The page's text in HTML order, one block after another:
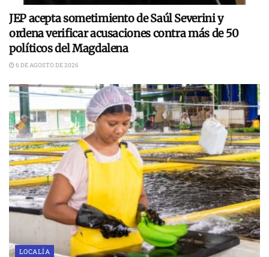
JEP acepta sometimiento de Saúl Severini y
ordena verificar acusaciones contra más de 50
políticos del Magdalena
6 DE AGOSTO DE 2026
LOCALÍA